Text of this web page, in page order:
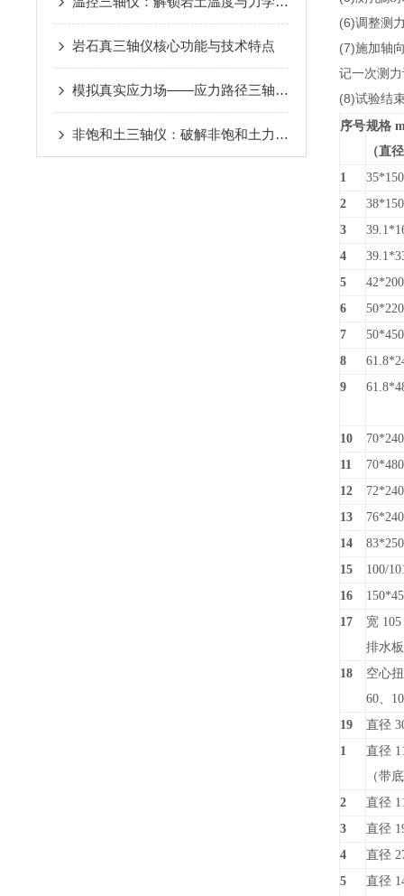
岩石真三轴仪核心功能与技术特点
模拟真实应力场——应力路径三轴仪的试验原理与岩土应用
非饱和土三轴仪：破解非饱和土力学检测难题的仪器
(6)调整测
(7)施加轴
记一次测
(8)试验结
序号规格
（直
1
35*150
2
38*150
3
4
5
42*200
6
50*220
7
50*450
8
9
10
70*240
11
70*480
12
72*240
13
76*240
14
83*250
15
100/
16
17
宽
排水
18
空心
60、
19
直径
1
直径
（带
2
直径
3
直径
4
直径
5
直径